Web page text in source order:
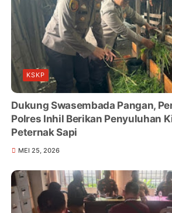
KSKP
Dukung Swasembada Pangan,
Polres Inhil Berikan Penyuluhan
Peternak Sapi
MEI 25, 2026